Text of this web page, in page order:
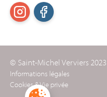
© Saint-Michel Verviers 2023
Informations légales
Cookies & Vie privée